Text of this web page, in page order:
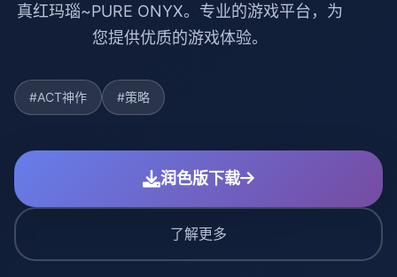
真红玛瑙~PURE ONYX。专业的游戏平台，为
您提供优质的游戏体验。
#ACT神作 #策略
润色版下载
了解更多